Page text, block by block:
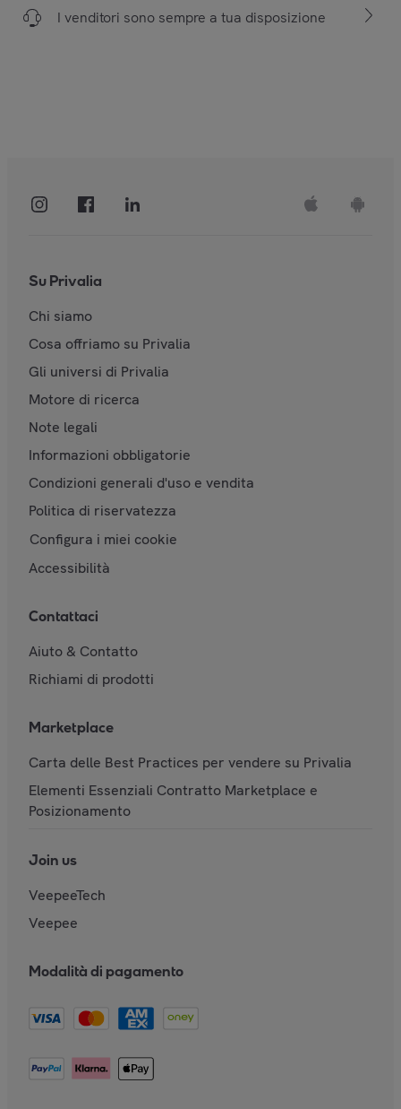
I venditori sono sempre a tua disposizione
Su Privalia
Chi siamo
Cosa offriamo su Privalia
Gli universi di Privalia
Motore di ricerca
Note legali
Informazioni obbligatorie
Condizioni generali d'uso e vendita
Politica di riservatezza
Configura i miei cookie
Accessibilità
Contattaci
Aiuto & Contatto
Richiami di prodotti
Marketplace
Carta delle Best Practices per vendere su Privalia
Elementi Essenziali Contratto Marketplace e
Posizionamento
Join us
VeepeeTech
Veepee
Modalità di pagamento